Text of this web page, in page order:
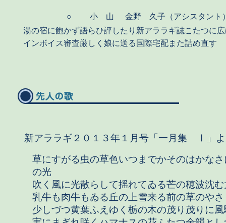
○ 小 山
金野 久子（アシスタント
湯の宿に飽かず語らひ評したり新アララギ誌こたつに
インボイス審査厳しく娘に送る国際宅配また詰め直す
新アララギ２０１３年１月号「一月集 Ⅰ」
草にすがる虫の草色いつまでかそのはかな
の光
吹く風に光散らして揺れてゐる芒の穂波沈
乳牛も肉牛もゐる丘の上雪来る前の草のや
少しづつ黄葉ふえゆく栃の木の茂り茂りに